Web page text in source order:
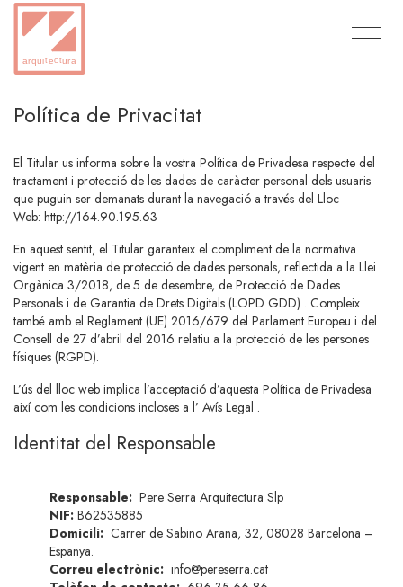
Política de Privacitat
El Titular us informa sobre la vostra Política de Privadesa respecte del
tractament i protecció de les dades de caràcter personal dels usuaris
que puguin ser demanats durant la navegació a través del Lloc
Web: http://164.90.195.63
En aquest sentit, el Titular garanteix el compliment de la normativa
vigent en matèria de protecció de dades personals, reflectida a la Llei
Orgànica 3/2018, de 5 de desembre, de Protecció de Dades
Personals i de Garantia de Drets Digitals (LOPD GDD) . Compleix
també amb el Reglament (UE) 2016/679 del Parlament Europeu i del
Consell de 27 d’abril del 2016 relatiu a la protecció de les persones
físiques (RGPD).
L’ús del lloc web implica l’acceptació d’aquesta Política de Privadesa
així com les condicions incloses a l’ Avís Legal .
Identitat del Responsable
Responsable: Pere Serra Arquitectura Slp
NIF: B62535885
Domicili: Carrer de Sabino Arana, 32, 08028 Barcelona –
Espanya.
Correu electrònic: info@pereserra.cat